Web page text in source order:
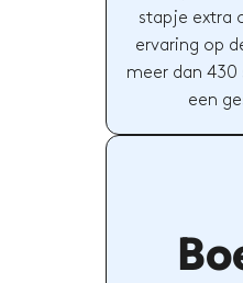
stapje extra
ervaring op
meer dan 430
een